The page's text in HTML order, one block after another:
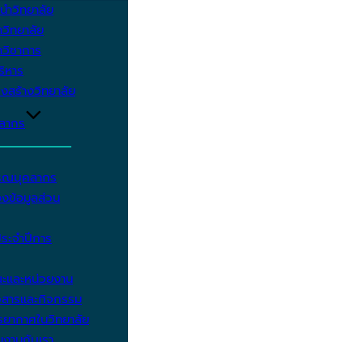
ำวิทยาลัย
ทยาลัย
ชาการ
าร
สร้างวิทยาลัย
กร
ณบุคลากร
ข้อมูลส่วน
จำปีการ
ละหน่วยงาน
ารและกิจกรรม
ากาศในวิทยาลัย